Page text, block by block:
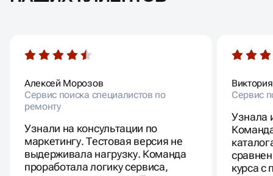
Алексей Морозов
Сервис поиска специалистов по
ремонту
Узнали на консультации по
маркетингу. Тестовая версия не
выдерживала нагрузку. Команда
Сервис
Узнала